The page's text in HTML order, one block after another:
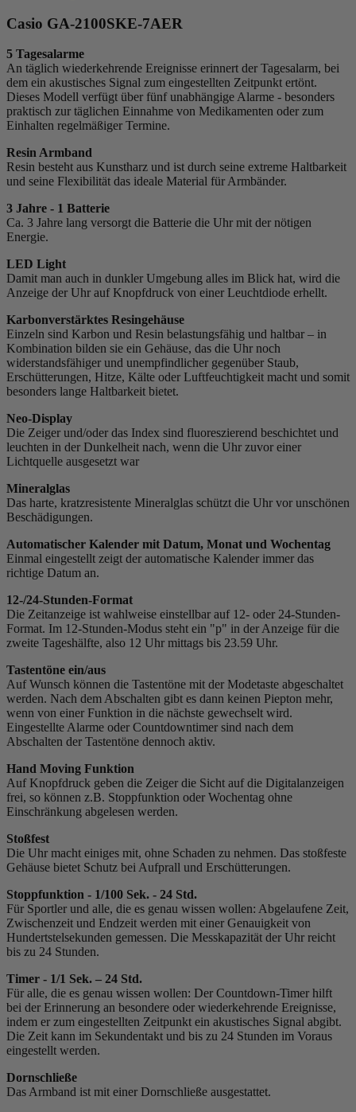
Casio GA-2100SKE-7AER
5 Tagesalarme
An täglich wiederkehrende Ereignisse erinnert der Tagesalarm, bei
dem ein akustisches Signal zum eingestellten Zeitpunkt ertönt.
Dieses Modell verfügt über fünf unabhängige Alarme - besonders
praktisch zur täglichen Einnahme von Medikamenten oder zum
Einhalten regelmäßiger Termine.
Resin Armband
Resin besteht aus Kunstharz und ist durch seine extreme Haltbarkeit
und seine Flexibilität das ideale Material für Armbänder.
3 Jahre - 1 Batterie
Ca. 3 Jahre lang versorgt die Batterie die Uhr mit der nötigen
Energie.
LED Light
Damit man auch in dunkler Umgebung alles im Blick hat, wird die
Anzeige der Uhr auf Knopfdruck von einer Leuchtdiode erhellt.
Karbonverstärktes Resingehäuse
Einzeln sind Karbon und Resin belastungsfähig und haltbar – in
Kombination bilden sie ein Gehäuse, das die Uhr noch
widerstandsfähiger und unempfindlicher gegenüber Staub,
Erschütterungen, Hitze, Kälte oder Luftfeuchtigkeit macht und somit
besonders lange Haltbarkeit bietet.
Neo-Display
Die Zeiger und/oder das Index sind fluoreszierend beschichtet und
leuchten in der Dunkelheit nach, wenn die Uhr zuvor einer
Lichtquelle ausgesetzt war
Mineralglas
Das harte, kratzresistente Mineralglas schützt die Uhr vor unschönen
Beschädigungen.
Automatischer Kalender mit Datum, Monat und Wochentag
Einmal eingestellt zeigt der automatische Kalender immer das
richtige Datum an.
12-/24-Stunden-Format
Die Zeitanzeige ist wahlweise einstellbar auf 12- oder 24-Stunden-
Format. Im 12-Stunden-Modus steht ein "p" in der Anzeige für die
zweite Tageshälfte, also 12 Uhr mittags bis 23.59 Uhr.
Tastentöne ein/aus
Auf Wunsch können die Tastentöne mit der Modetaste abgeschaltet
werden. Nach dem Abschalten gibt es dann keinen Piepton mehr,
wenn von einer Funktion in die nächste gewechselt wird.
Eingestellte Alarme oder Countdowntimer sind nach dem
Abschalten der Tastentöne dennoch aktiv.
Hand Moving Funktion
Auf Knopfdruck geben die Zeiger die Sicht auf die Digitalanzeigen
frei, so können z.B. Stoppfunktion oder Wochentag ohne
Einschränkung abgelesen werden.
Stoßfest
Die Uhr macht einiges mit, ohne Schaden zu nehmen. Das stoßfeste
Gehäuse bietet Schutz bei Aufprall und Erschütterungen.
Stoppfunktion - 1/100 Sek. - 24 Std.
Für Sportler und alle, die es genau wissen wollen: Abgelaufene Zeit,
Zwischenzeit und Endzeit werden mit einer Genauigkeit von
Hundertstelsekunden gemessen. Die Messkapazität der Uhr reicht
bis zu 24 Stunden.
Timer - 1/1 Sek. – 24 Std.
Für alle, die es genau wissen wollen: Der Countdown-Timer hilft
bei der Erinnerung an besondere oder wiederkehrende Ereignisse,
indem er zum eingestellten Zeitpunkt ein akustisches Signal abgibt.
Die Zeit kann im Sekundentakt und bis zu 24 Stunden im Voraus
eingestellt werden.
Dornschließe
Das Armband ist mit einer Dornschließe ausgestattet.